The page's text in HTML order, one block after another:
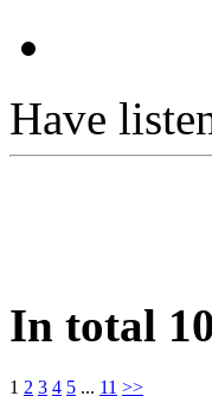
Have
In total
1 2 3 4 5 ... 11 >>